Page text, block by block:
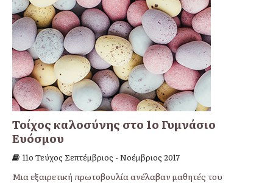
Τοίχος καλοσύνης στο 1ο Γυμνάσιο
Ευόσμου
11o Τεύχος Σεπτέμβριος - Νοέμβριος 2017
Μια εξαιρετική πρωτοβουλία ανέλαβαν μαθητές του